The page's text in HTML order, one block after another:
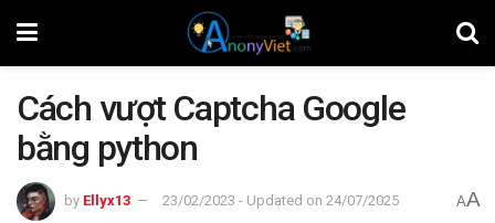
Cách vượt Captcha Google
bằng python
by Ellyx13 23/02/2023 - Updated on 24/07/2025 AA